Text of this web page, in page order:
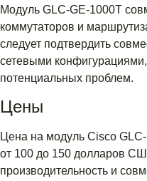
Модуль GLC-GE-1000T
коммутаторов и
следует подтвердить
сетевыми
потенциальных проблем.
Цены
Цена на модуль Cisco
от 100 до 150 долларов
производительность и